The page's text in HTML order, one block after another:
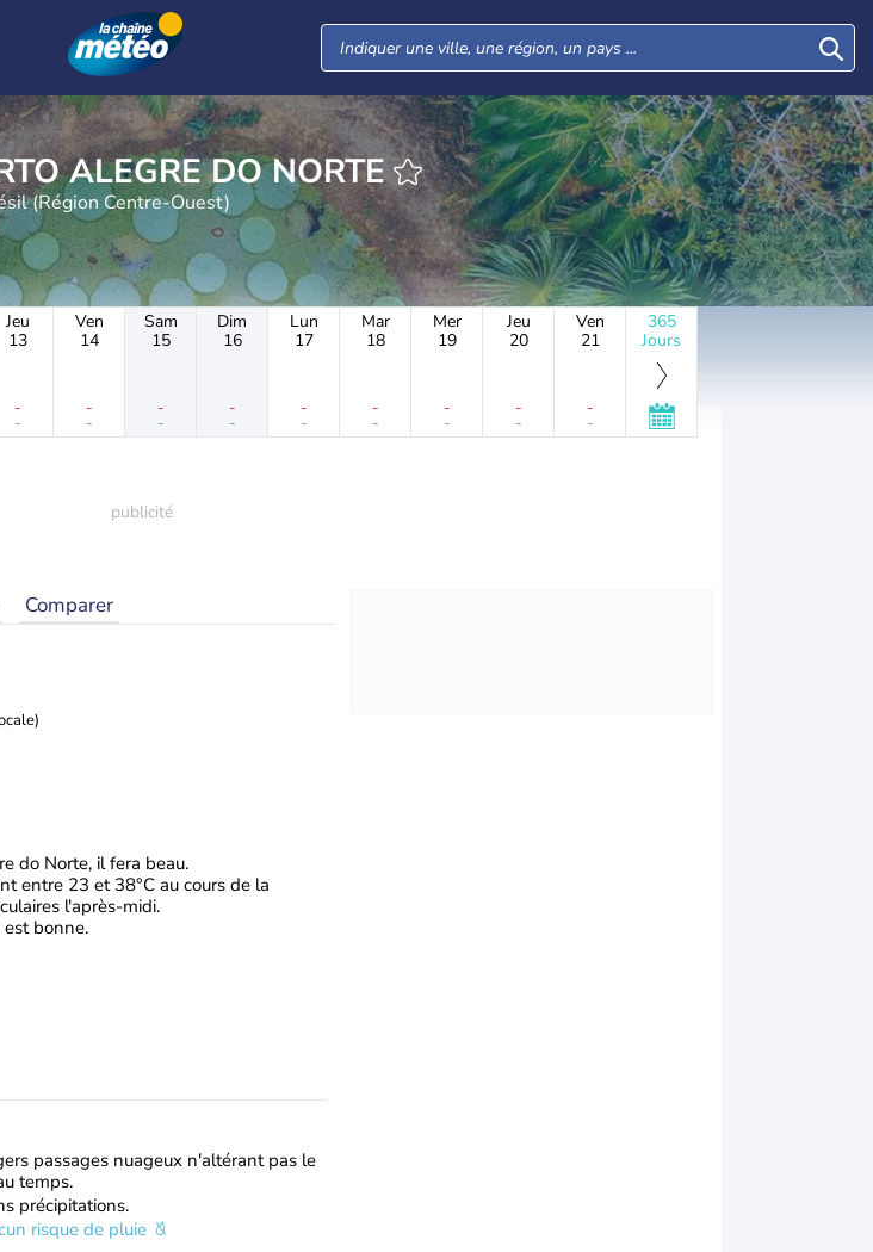
PORTO ALEGRE DO NORTE
(Région Centre-Ouest)
Jeu
13
-
-
Ven
14
-
-
Sam
15
-
-
Dim
16
-
-
Lun
17
-
-
Mar
18
-
-
Mer
19
-
-
Jeu
20
-
-
Ven
21
-
-
365
Jours
Comparer
do Norte, il fera beau.
entre 23 et 38°C au cours de la
l'après-midi.
bonne.
passages nuageux n'altérant pas le
temps.
précipitations.
risque de pluie